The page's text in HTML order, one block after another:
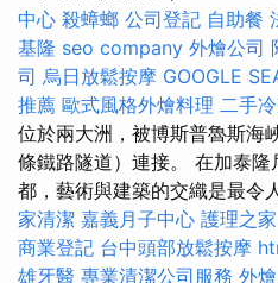
中心 殺蟑螂 公司登記 自助餐
基隆 seo company 外燴公司
司 烏日放鬆按摩 GOOGLE
推薦 歐式風格外燴料理 二手
位於兩大洲，被博斯普魯斯海
條鐵路隧道）連接。 在加泰
都，藝術與建築的交織是最令
家清潔 嘉義月子中心 護理之
商業登記 台中頭部放鬆按摩
雄牙醫 專業清潔公司服務 外燴